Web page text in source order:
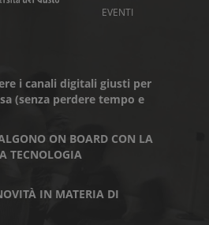
EVENTI
i canali digitali giusti per
(senza perdere tempo e
ON BOARD CON LA
TECNOLOGIA
IN MATERIA DI